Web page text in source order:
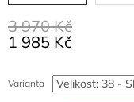
3 970 Kč
1 985 Kč
cena:
Varianta